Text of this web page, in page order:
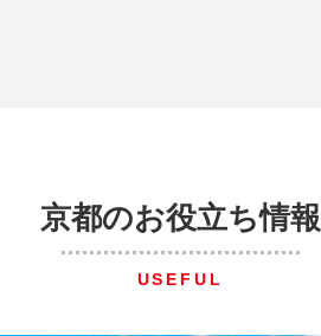
京都のお役立ち情報
USEFUL